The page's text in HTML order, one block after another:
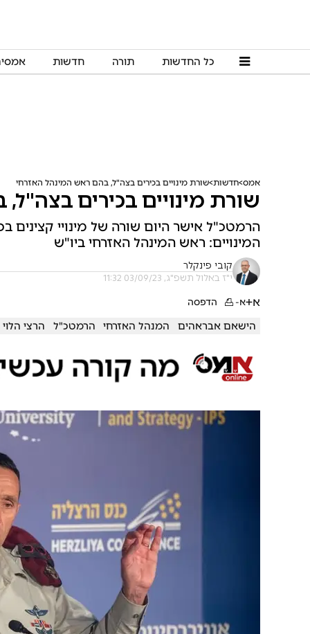
כל החדשות תורה חדשות
אמס חדשות שורת מינויים בכירים בצה"ל, בהם ראש המינהל האזרחי
שורת מינויים בכירים
הרמטכ"ל אישר היום שורה של מינויי קצינים
המינויים: ראש המינהל האזרחי ביו"ש
קובי פינקלר
י"ז באלול תשפ"ג, 03/09/23 11:32
א+א- הדפסה
הישאם אבראהים המנהל האזרחי הרמטכ"ל הרצי הלוי